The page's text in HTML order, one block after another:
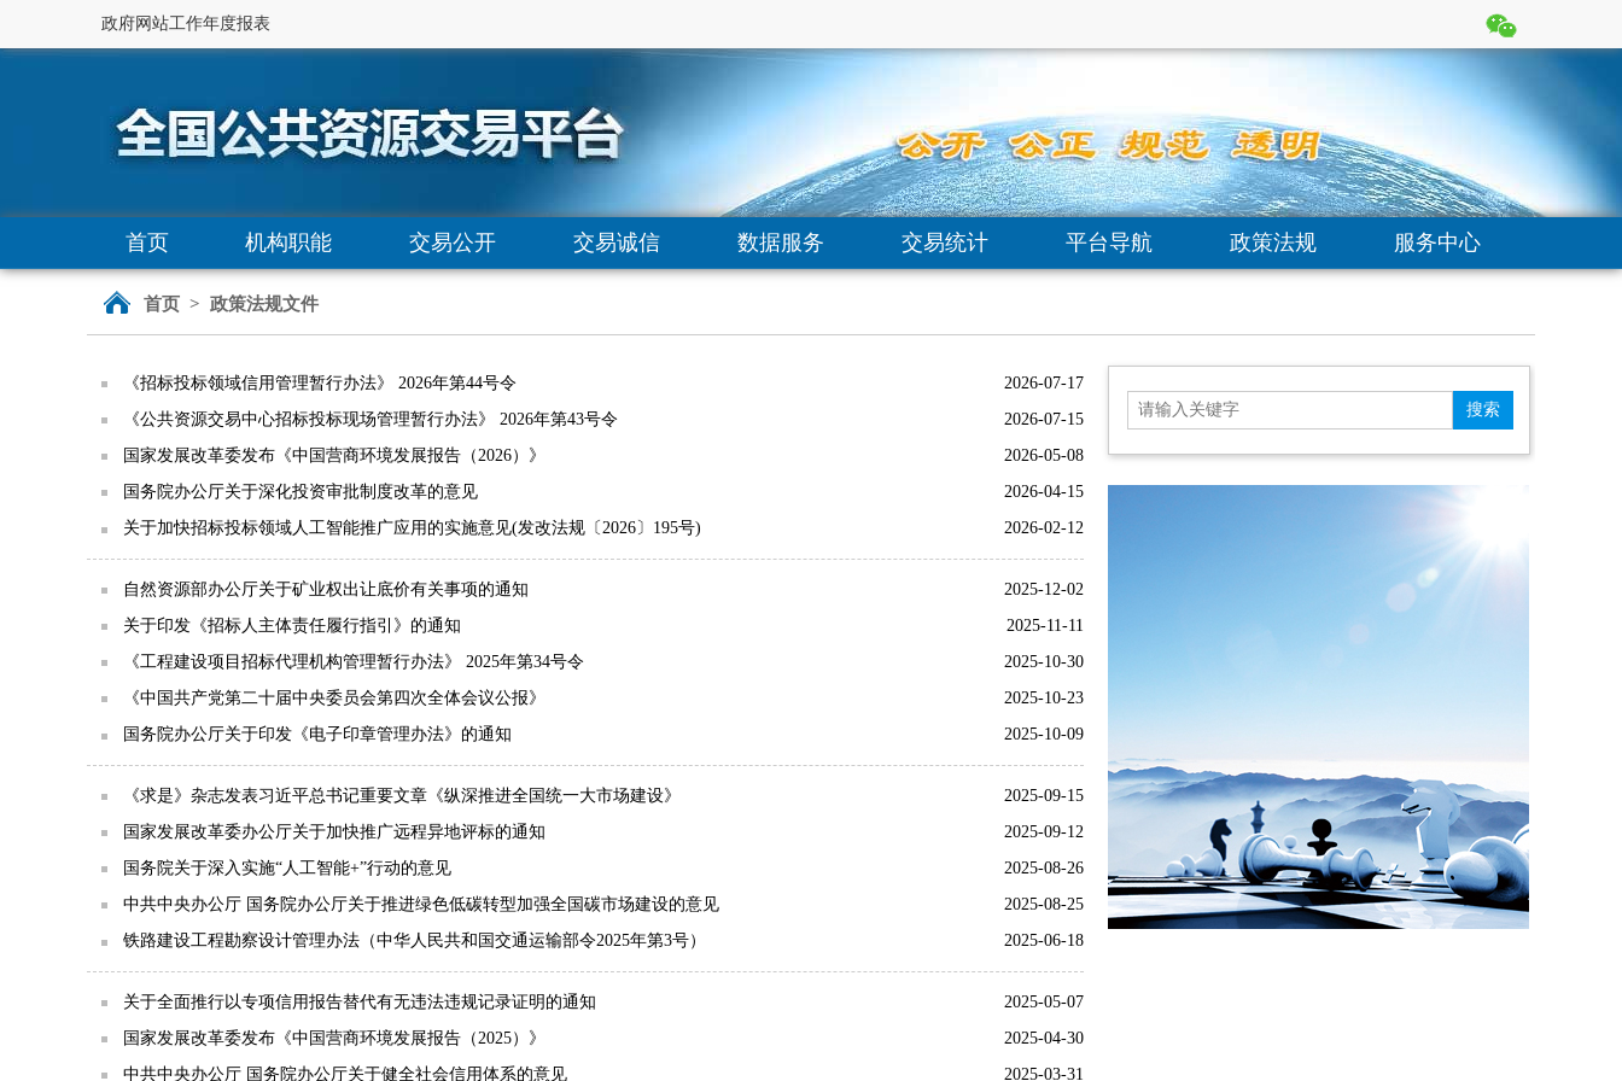
政府网站工作年度报表
首页 机构职能 交易公开 交易诚信 数据服务 交易统计 平台导航 政策法规 服务中心
首页> 政策法规文件
《招标投标领域信用管理暂行办法》 2026年第44号令
2026-07-17
《公共资源交易中心招标投标现场管理暂行办法》 2026年第43号令
2026-07-15
国家发展改革委发布《中国营商环境发展报告（2026）》
2026-05-08
国务院办公厅关于深化投资审批制度改革的意见
2026-04-15
关于加快招标投标领域人工智能推广应用的实施意见(发改法规〔2026〕195号)
2026-02-12
自然资源部办公厅关于矿业权出让底价有关事项的通知
2025-12-02
关于印发《招标人主体责任履行指引》的通知
2025-11-11
《工程建设项目招标代理机构管理暂行办法》 2025年第34号令
2025-10-30
《中国共产党第二十届中央委员会第四次全体会议公报》
2025-10-23
国务院办公厅关于印发《电子印章管理办法》的通知
2025-10-09
《求是》杂志发表习近平总书记重要文章《纵深推进全国统一大市场建设》
2025-09-15
国家发展改革委办公厅关于加快推广远程异地评标的通知
2025-09-12
国务院关于深入实施“人工智能+”行动的意见
2025-08-26
中共中央办公厅 国务院办公厅关于推进绿色低碳转型加强全国碳市场建设的意见
2025-08-25
铁路建设工程勘察设计管理办法（中华人民共和国交通运输部令2025年第3号）
2025-06-18
关于全面推行以专项信用报告替代有无违法违规记录证明的通知
2025-05-07
国家发展改革委发布《中国营商环境发展报告（2025）》
2025-04-30
中共中央办公厅 国务院办公厅关于健全社会信用体系的意见
2025-03-31